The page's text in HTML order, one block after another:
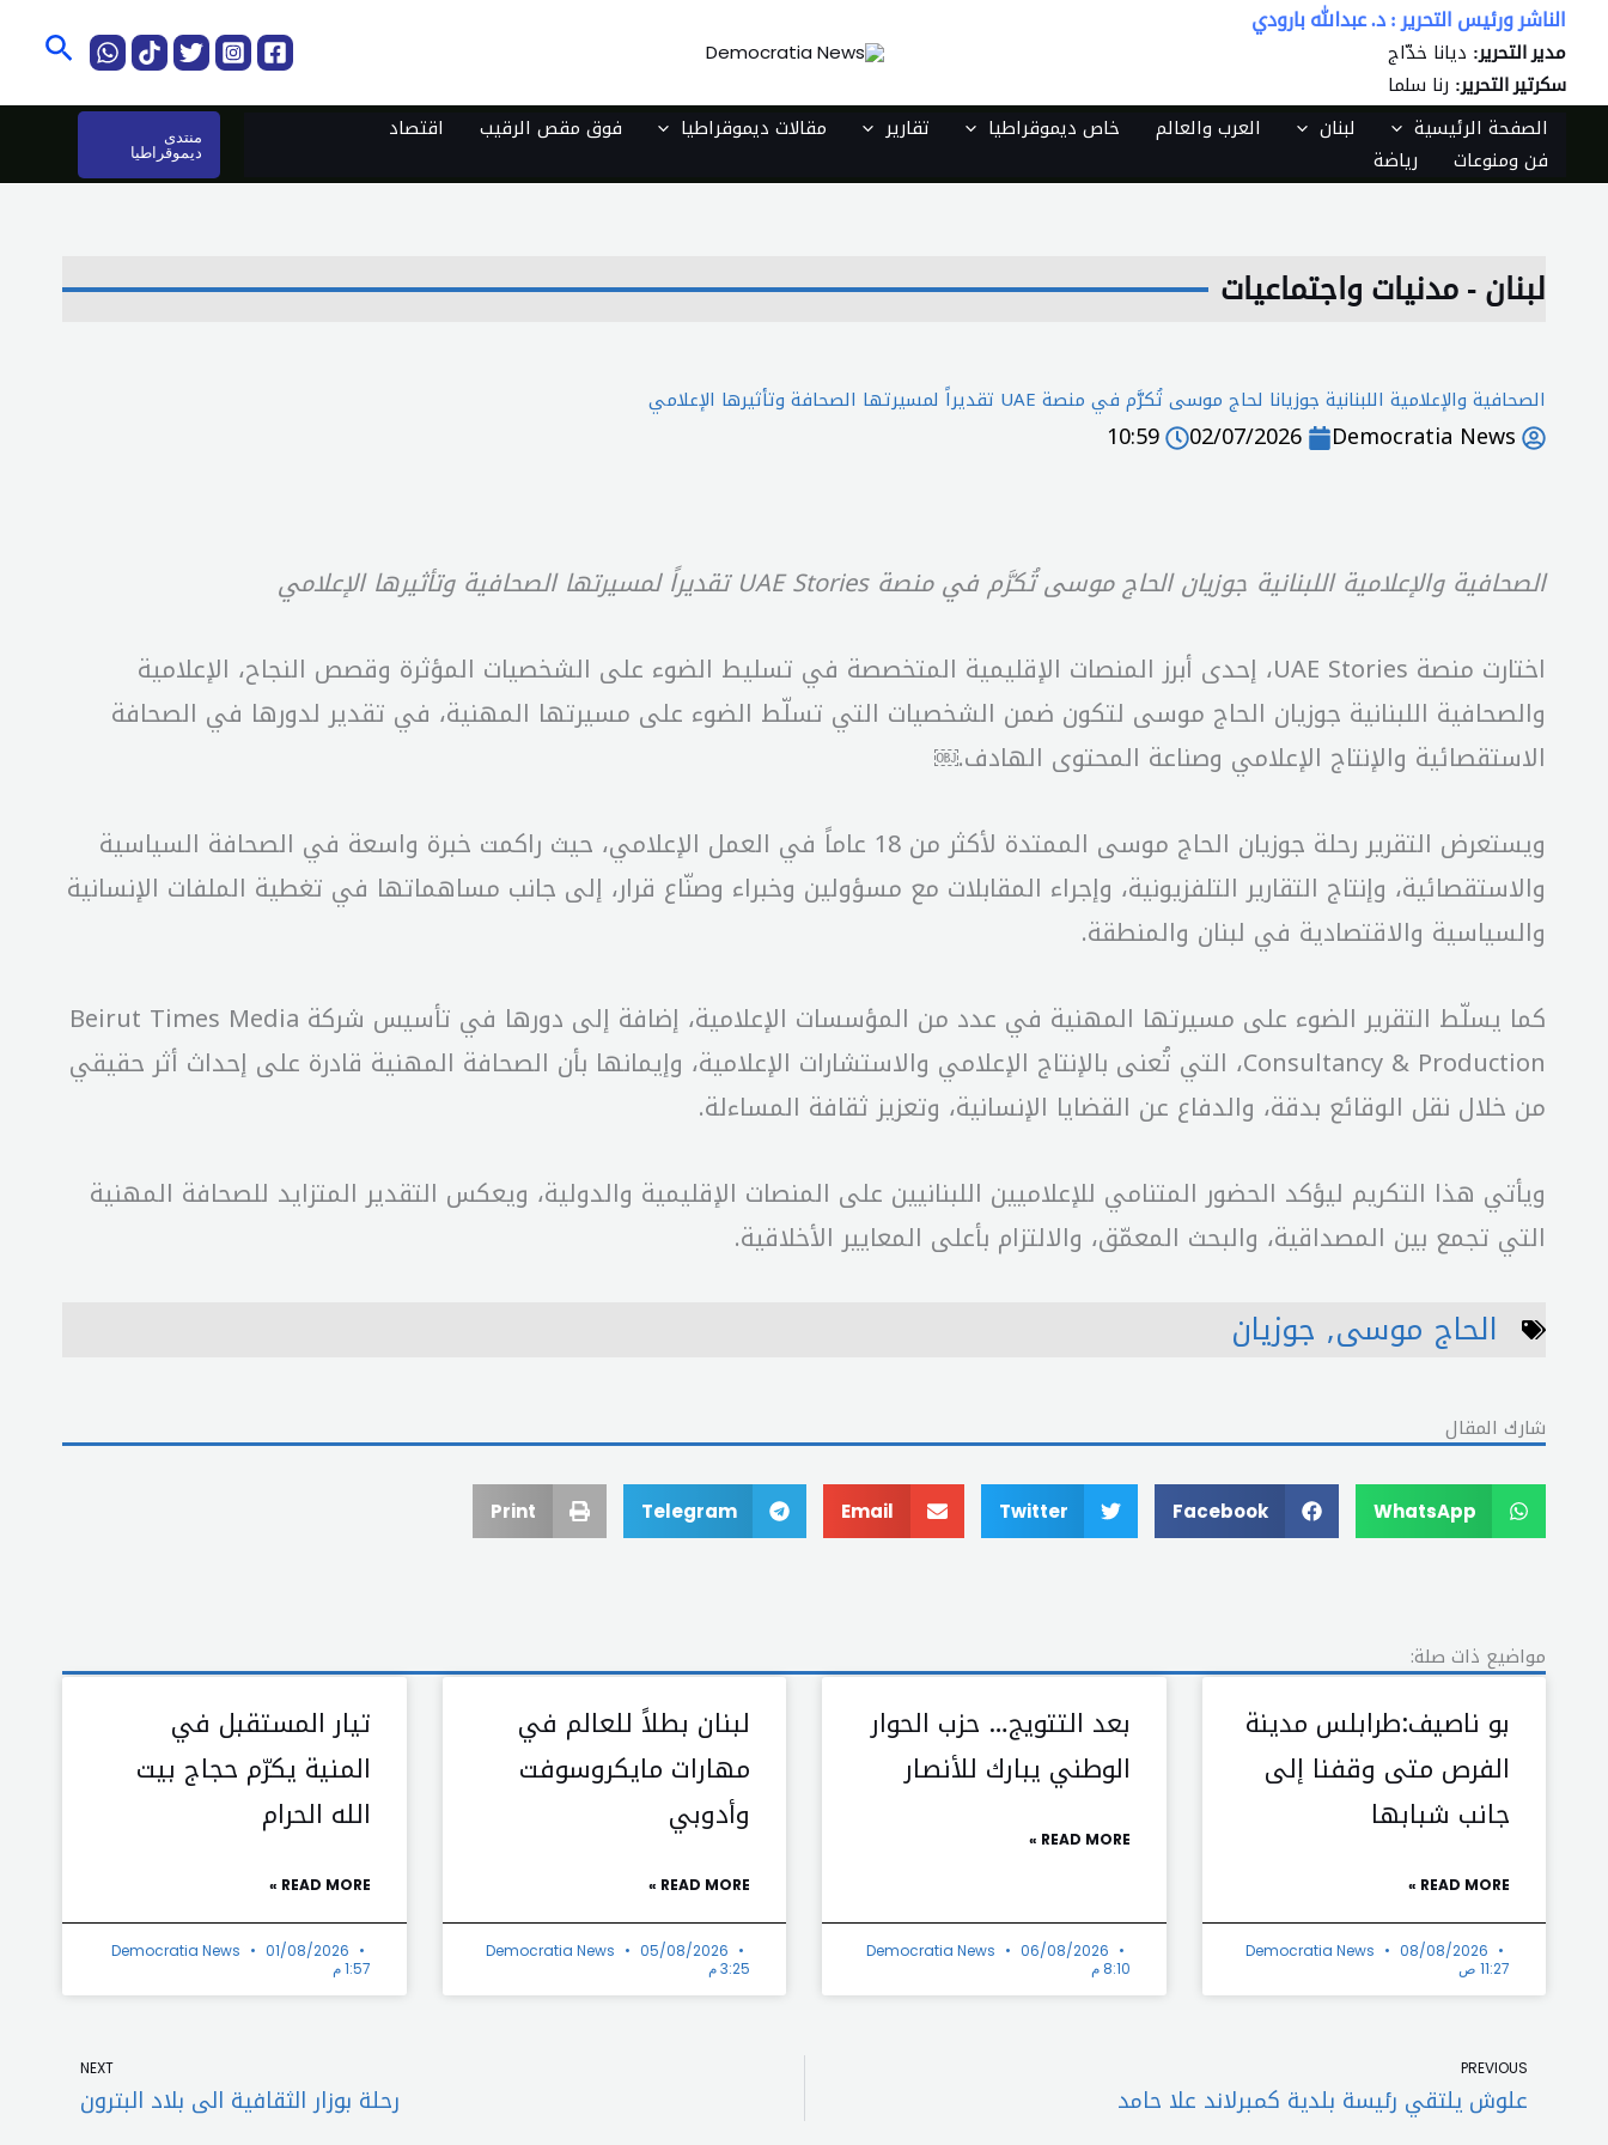
تخطي
المحتوى
الناشر ورئيس التحرير : د. عبدالله بارودي
مدير التحرير: ديانا خدّاج
سكرتير التحرير: رنا سلما
الصفحة الرئيسية لبنان العرب والعالم خاص ديموقراطيا تقارير مقالات ديموقراطيا فوق مقص الرقيب
اقتصاد
فن ومنوعات
رياضة
منتدى
ديموقراطيا
لبنان - مدنيات واجتماعيات
الصحافية والإعلامية اللبنانية جوزيانا لحاج موسى تُكرَّم في منصة UAE تقديراً لمسيرتها الصحافة وتأثيرها الإعلامي
Democratia News
02/07/2026
10:59
الصحافية والإعلامية اللبنانية جوزيان الحاج موسى تُكرَّم في منصة UAE Stories تقديراً لمسيرتها الصحافية وتأثيرها الإعلامي
اختارت منصة UAE Stories، إحدى أبرز المنصات الإقليمية المتخصصة في تسليط الضوء على الشخصيات المؤثرة وقصص النجاح، الإعلامية
والصحافية اللبنانية جوزيان الحاج موسى لتكون ضمن الشخصيات التي تسلّط الضوء على مسيرتها المهنية، في تقدير لدورها في الصحافة
الاستقصائية والإنتاج الإعلامي وصناعة المحتوى الهادف.￼
ويستعرض التقرير رحلة جوزيان الحاج موسى الممتدة لأكثر من 18 عاماً في العمل الإعلامي، حيث راكمت خبرة واسعة في الصحافة السياسية
والاستقصائية، وإنتاج التقارير التلفزيونية، وإجراء المقابلات مع مسؤولين وخبراء وصنّاع قرار، إلى جانب مساهماتها في تغطية الملفات الإنسانية
والسياسية والاقتصادية في لبنان والمنطقة.
كما يسلّط التقرير الضوء على مسيرتها المهنية في عدد من المؤسسات الإعلامية، إضافة إلى دورها في تأسيس شركة Beirut Times Media
Consultancy & Production، التي تُعنى بالإنتاج الإعلامي والاستشارات الإعلامية، وإيمانها بأن الصحافة المهنية قادرة على إحداث أثر حقيقي
من خلال نقل الوقائع بدقة، والدفاع عن القضايا الإنسانية، وتعزيز ثقافة المساءلة.
ويأتي هذا التكريم ليؤكد الحضور المتنامي للإعلاميين اللبنانيين على المنصات الإقليمية والدولية، ويعكس التقدير المتزايد للصحافة المهنية
التي تجمع بين المصداقية، والبحث المعمّق، والالتزام بأعلى المعايير الأخلاقية.
الحاج موسى, جوزيان
شارك المقال
WhatsApp
Facebook
Twitter
Email
Telegram
Print
مواضيع ذات صلة:
بو ناصيف:طرابلس مدينة
الفرص متى وقفنا إلى
جانب شبابها
READ MORE »
Democratia News
08/08/2026
11:27 ص
بعد التتويج… حزب الحوار
الوطني يبارك للأنصار
READ MORE »
Democratia News
06/08/2026
8:10 م
لبنان بطلاً للعالم في
مهارات مايكروسوفت
وأدوبي
READ MORE »
Democratia News
05/08/2026
3:25 م
تيار المستقبل في
المنية يكرّم حجاج بيت
الله الحرام
READ MORE »
Democratia News
01/08/2026
1:57 م
PREVIOUS
علوش يلتقي رئيسة بلدية كمبرلاند علا حامد
NEXT
رحلة بوزار الثقافية الى بلاد البترون